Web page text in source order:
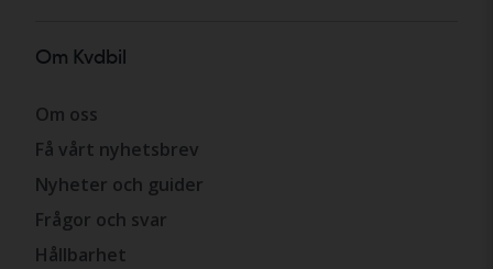
Om Kvdbil
Om oss
Få vårt nyhetsbrev
Nyheter och guider
Frågor och svar
Hållbarhet